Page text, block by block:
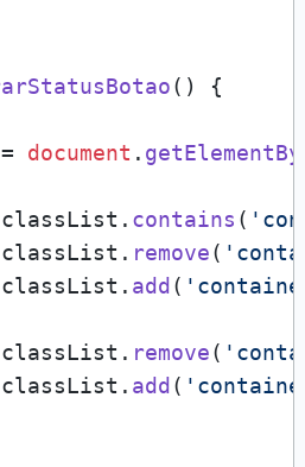
( ) {
document .
classList . contains (
classList . remove(
classList . add (
classList . remove(
classList . add (